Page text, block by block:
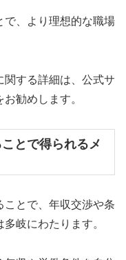
で、より理想的な職場
関する詳細は、公式サ
勧めします。
とで得られるメ
ことで、年収交渉や条
岐にわたります。